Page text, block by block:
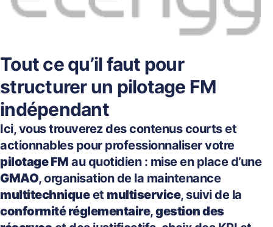
Tout ce qu’il faut pour
structurer un pilotage FM
indépendant
Ici, vous trouverez des contenus courts et
actionnables pour professionnaliser votre
pilotage FM au quotidien : mise en place d’une
GMAO, organisation de la maintenance
multitechniqueet multiservice, suivi de la
conformité réglementaire,gestion des